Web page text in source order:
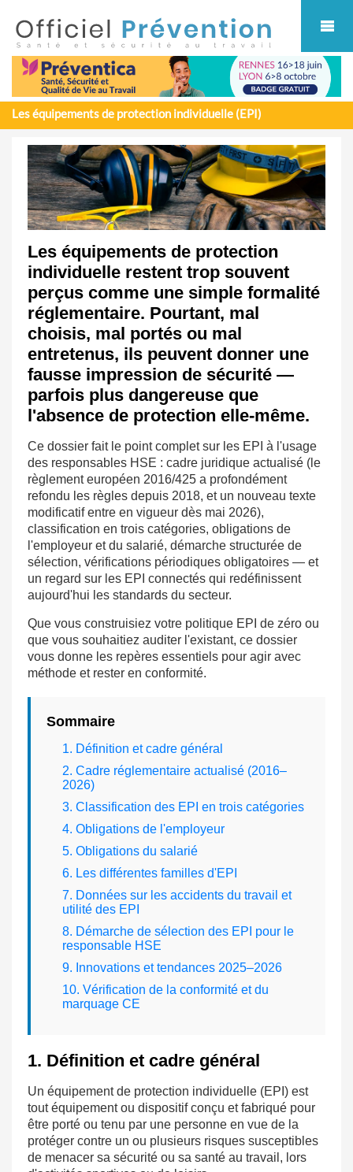
Les équipements de protection individuelle (EPI)
Les équipements de protection
individuelle restent trop souvent
perçus comme une simple formalité
réglementaire. Pourtant, mal
choisis, mal portés ou mal
entretenus, ils peuvent donner une
fausse impression de sécurité —
parfois plus dangereuse que
l'absence de protection elle-même.
Ce dossier fait le point complet sur les EPI à l'usage
des responsables HSE : cadre juridique actualisé (le
règlement européen 2016/425 a profondément
refondu les règles depuis 2018, et un nouveau texte
modificatif entre en vigueur dès mai 2026),
classification en trois catégories, obligations de
l'employeur et du salarié, démarche structurée de
sélection, vérifications périodiques obligatoires — et
un regard sur les EPI connectés qui redéfinissent
aujourd'hui les standards du secteur.
Que vous construisiez votre politique EPI de zéro ou
que vous souhaitiez auditer l'existant, ce dossier
vous donne les repères essentiels pour agir avec
méthode et rester en conformité.
Sommaire
1. Définition et cadre général
2. Cadre réglementaire actualisé (2016–
2026)
3. Classification des EPI en trois catégories
4. Obligations de l'employeur
5. Obligations du salarié
6. Les différentes familles d'EPI
7. Données sur les accidents du travail et
utilité des EPI
8. Démarche de sélection des EPI pour le
responsable HSE
9. Innovations et tendances 2025–2026
10. Vérification de la conformité et du
marquage CE
1. Définition et cadre général
Un équipement de protection individuelle (EPI) est
tout équipement ou dispositif conçu et fabriqué pour
être porté ou tenu par une personne en vue de la
protéger contre un ou plusieurs risques susceptibles
de menacer sa sécurité ou sa santé au travail, lors